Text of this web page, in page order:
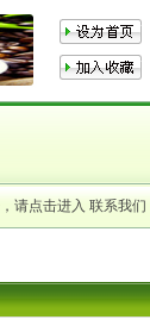
请点击进入 联系我们